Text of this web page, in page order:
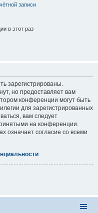
записи
в этот раз
зарегистрированы.
но предоставляет вам
конференции могут быть
для зарегистрированных
вам следует
на конференции.
означает согласие со всеми